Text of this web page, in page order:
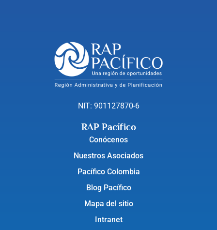
NIT: 901127870-6
RAP Pacífico
Conócenos
Nuestros Asociados
Pacífico Colombia
Blog Pacífico
Mapa del sitio
Intranet